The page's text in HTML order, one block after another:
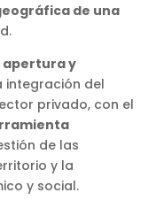
de una
apertura y
integración del
privado, con el
de las
y la
y social.